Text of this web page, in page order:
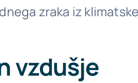
zraka iz
vzdušje